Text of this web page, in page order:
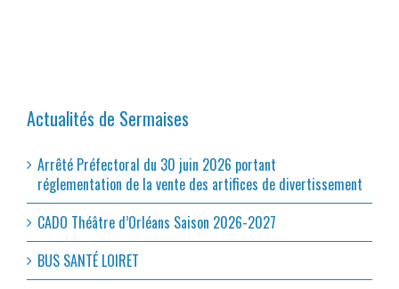
Actualités de Sermaises
Arrêté Préfectoral du 30 juin 2026 portant
réglementation de la vente des artifices de divertissement
CADO Théâtre d’Orléans Saison 2026-2027
BUS SANTÉ LOIRET